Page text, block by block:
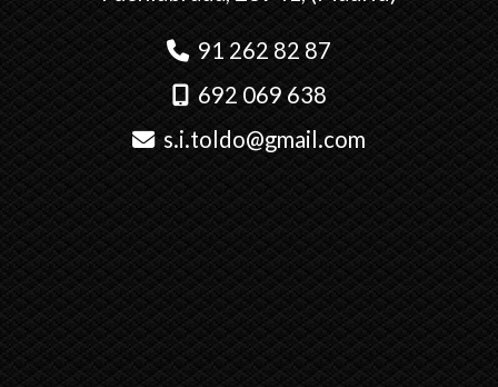
91 262 82 87
692 069 638
s.i.toldo
gmail.com